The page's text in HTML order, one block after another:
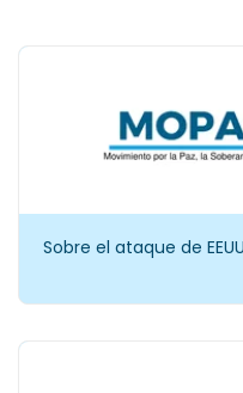
Sobre el ataque de